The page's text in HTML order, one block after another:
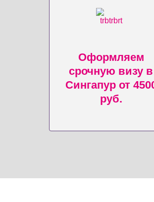
Оформляем
срочную визу в
Сингапур от
руб.